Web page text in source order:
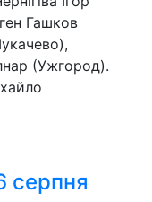
Гашков
(Ужгород).
серпня